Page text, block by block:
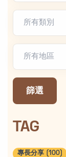
文章類別
地區篩選
篩選
TAG
專長分享 (100)